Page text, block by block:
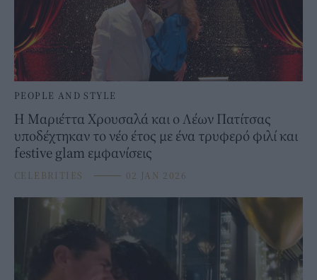
PEOPLE AND STYLE
Η Μαριέττα Χρουσαλά και ο Λέων Πατίτσας
υποδέχτηκαν το νέο έτος με ένα τρυφερό φιλί και
festive glam εμφανίσεις
CELEBRITIES ⸻ 02 JAN 2026